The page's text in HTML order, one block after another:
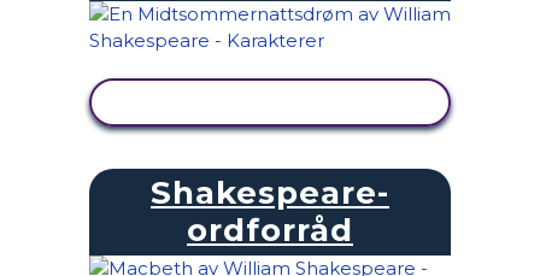
Shakespeare-
ordforråd